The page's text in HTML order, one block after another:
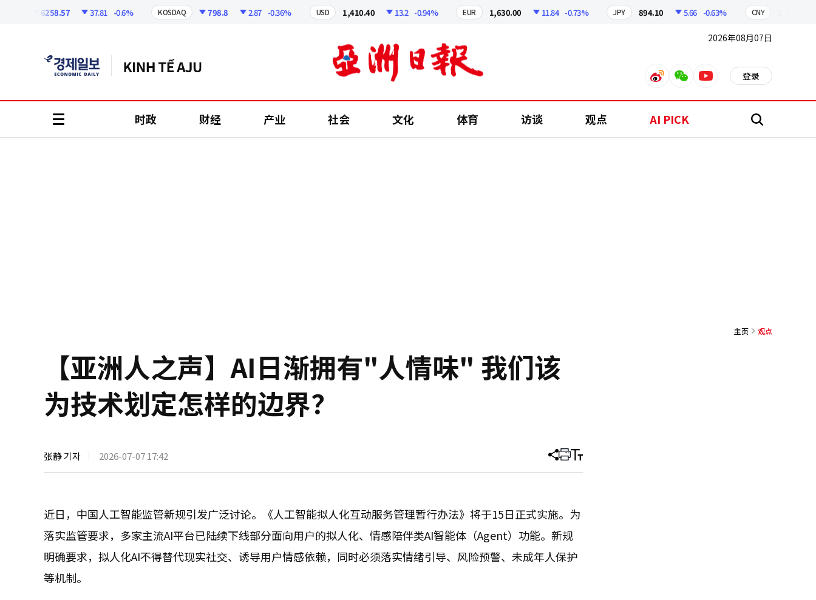
6258.57 37.81 -0.6% KOSDAQ 798.8 2.87 -0.36% USD 1,410.40 13.2 -0.94% EUR 1,630.00 11.84 -0.73% JPY 894.10 5.66 -0.63% CNY 209.16
2026年08月07日
weiboweixinyoutube 登录
时政 财经 产业 社会 文化 体育 访谈 观点 AI PICK 搜
主页 观点
【亚洲人之声】AI日渐拥有"人情味" 我们该
为技术划定怎样的边界？
张静 기자 2026-07-07 17:42 分
文
打 调
大
近日，中国人工智能监管新规引发广泛讨论。《人工智能拟人化互动服务管理暂行办法》将于15日正式实施。为
落实监管要求，多家主流AI平台已陆续下线部分面向用户的拟人化、情感陪伴类AI智能体（Agent）功能。新规
明确要求，拟人化AI不得替代现实社交、诱导用户情感依赖，同时必须落实情绪引导、风险预警、未成年人保护
等机制。